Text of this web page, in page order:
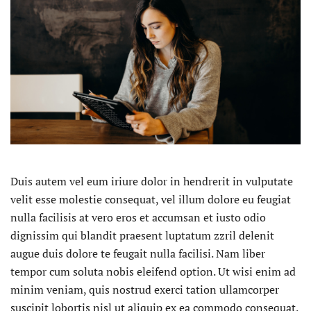
Duis autem vel eum iriure dolor in hendrerit in vulputate
velit esse molestie consequat, vel illum dolore eu feugiat
nulla facilisis at vero eros et accumsan et iusto odio
dignissim qui blandit praesent luptatum zzril delenit
augue duis dolore te feugait nulla facilisi. Nam liber
tempor cum soluta nobis eleifend option. Ut wisi enim ad
minim veniam, quis nostrud exerci tation ullamcorper
suscipit lobortis nisl ut aliquip ex ea commodo consequat.